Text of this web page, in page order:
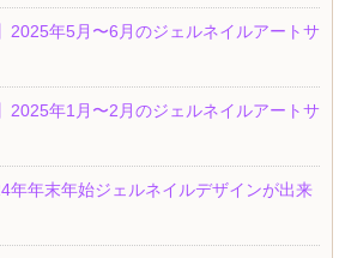
2025年5月〜6月のジェルネイルアートサ
2025年1月〜2月のジェルネイルアートサ
年年末年始ジェルネイルデザインが出来